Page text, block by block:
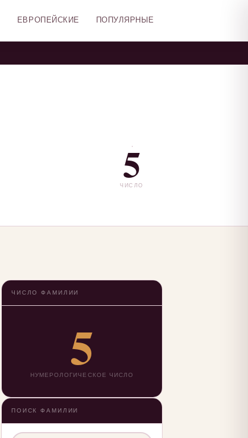
ЕВРОПЕЙСКИЕ ПОПУЛЯРНЫЕ
5
ЧИСЛО
ЧИСЛО ФАМИЛИИ
5
НУМЕРОЛОГИЧЕСКОЕ ЧИСЛО
ПОИСК ФАМИЛИИ